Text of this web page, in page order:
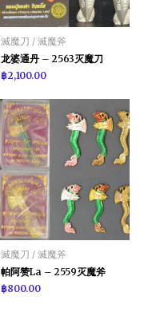
滅魔刀 / 滅魔斧
龙婆通丹 – 2563灭魔刀
฿2,100.00
滅魔刀 / 滅魔斧
帕阿赞La – 2559灭魔斧
฿800.00